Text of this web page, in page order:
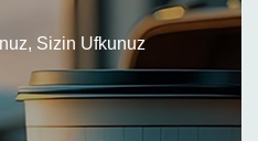
Sizin Ufkunuz